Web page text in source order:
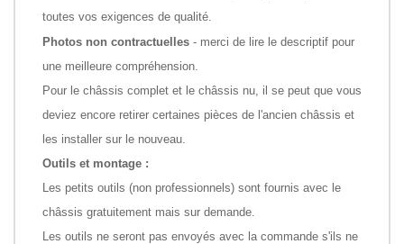
toutes vos exigences de qualité.
Photos non contractuelles - merci de lire le descriptif pour
une meilleure compréhension.
Pour le châssis complet et le châssis nu, il se peut que vous
deviez encore retirer certaines pièces de l'ancien châssis et
les installer sur le nouveau.
Outils et montage :
Les petits outils (non professionnels) sont fournis avec le
châssis gratuitement mais sur demande.
Les outils ne seront pas envoyés avec la commande s'ils ne